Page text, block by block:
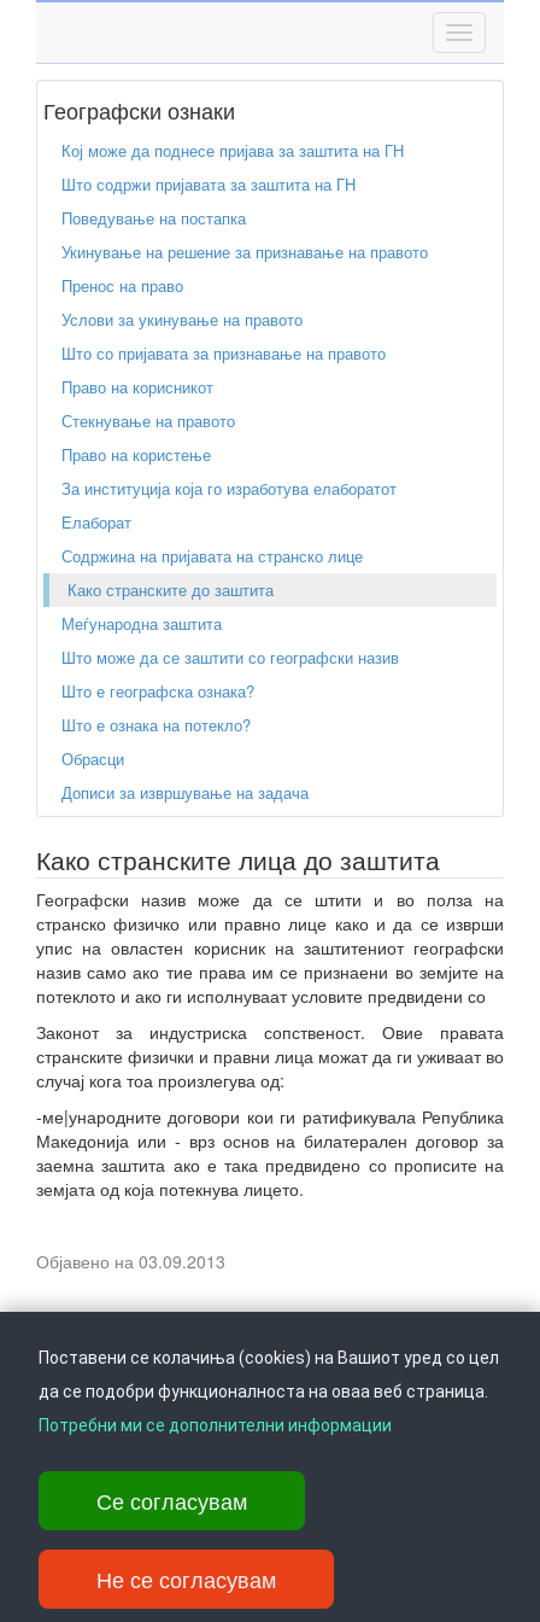
Географски ознаки
Кој може да поднесе пријава за заштита на ГН
Што содржи пријавата за заштита на ГН
Поведување на постапка
Укинување на решение за признавање на правото
Пренос на право
Услови за укинување на правото
Што со пријавата за признавање на правото
Право на корисникот
Стекнување на правото
Право на користење
За институција која го изработува елаборатот
Елаборат
Содржина на пријавата на странско лице
Како странските до заштита
Меѓународна заштита
Што може да се заштити со географски назив
Што е географска ознака?
Што е ознака на потекло?
Обрасци
Дописи за извршување на задача
Како странските лица до заштита
Географски назив може да се штити и во полза на
странско физичко или правно лице како и да се изврши
упис на овластен корисник на заштитениот географски
назив само ако тие права им се признаени во земјите на
потеклото и ако ги исполнуваат условите предвидени со
Законот за индустриска сопственост. Овие правата
странските физички и правни лица можат да ги уживаат во
случај кога тоа произлегува од:
-ме|ународните договори кои ги ратификувала Република
Македонија или - врз основ на билатерален договор за
заемна заштита ако е така предвидено со прописите на
земјата од која потекнува лицето.
Објавено на 03.09.2013
Врати се горе Следете не на
Ул. Даме Груев 14, Катна гаража Беко на 1-виот кат, 1000 Скопје,
Тел: +389 2 3103 601 (641), Факс: +389 2 3137 149 |
info@ippo.gov.mk
Поставени се колачиња (cookies) на Вашиот уред со цел
да се подобри функционалноста на оваа веб страница.
Потребни ми се дополнителни информации
Се согласувам
Не се согласувам